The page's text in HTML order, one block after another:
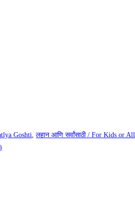
Goshti लहान आणि सर्वांसाठी / For Kids or All